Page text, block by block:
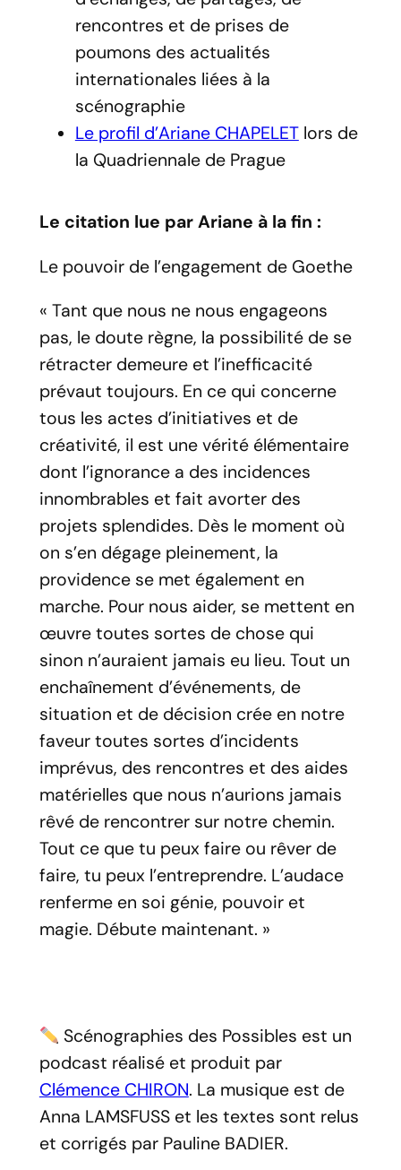
rencontres et de prises de
poumons des actualités
internationales liées à la
scénographie
Le profil d’Ariane CHAPELETlors de
la Quadriennale de Prague
Le citation lue par Ariane à la fin :
Le pouvoir de l’engagement de Goethe
« Tant que nous ne nous engageons
pas, le doute règne, la possibilité de se
rétracter demeure et l’inefficacité
prévaut toujours. En ce qui concerne
tous les actes d’initiatives et de
créativité, il est une vérité élémentaire
dont l’ignorance a des incidences
innombrables et fait avorter des
projets splendides. Dès le moment où
on s’en dégage pleinement, la
providence se met également en
marche. Pour nous aider, se mettent en
œuvre toutes sortes de chose qui
sinon n’auraient jamais eu lieu. Tout un
enchaînement d’événements, de
situation et de décision crée en notre
faveur toutes sortes d’incidents
imprévus, des rencontres et des aides
matérielles que nous n’aurions jamais
rêvé de rencontrer sur notre chemin.
Tout ce que tu peux faire ou rêver de
faire, tu peux l’entreprendre. L’audace
renferme en soi génie, pouvoir et
magie. Débute maintenant. »
Scénographies des Possibles est un
podcast réalisé et produit par
Clémence CHIRON. La musique est de
Anna LAMSFUSS et les textes sont relus
et corrigés par Pauline BADIER.